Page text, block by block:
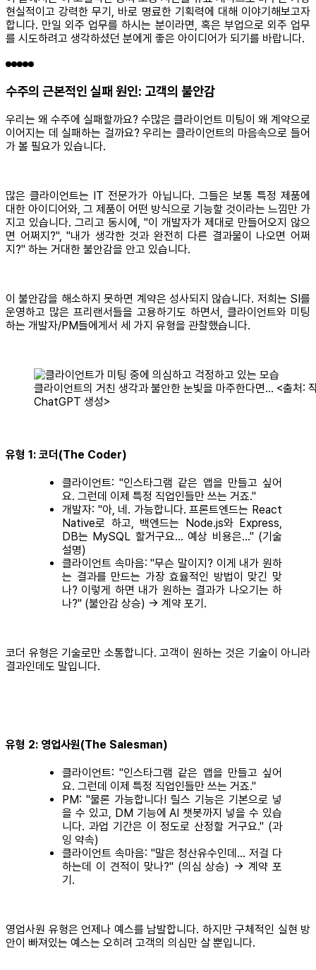
현실적이고 강력한 무기, 바로 명료한 기획력에 대해 이야기해보고자
합니다. 만일 외주 업무를 하시는 분이라면, 혹은 부업으로 외주 업무
를 시도하려고 생각하셨던 분에게 좋은 아이디어가 되기를 바랍니다.
수주의 근본적인 실패 원인: 고객의 불안감
우리는 왜 수주에 실패할까요? 수많은 클라이언트 미팅이 왜 계약으로
이어지는 데 실패하는 걸까요? 우리는 클라이언트의 마음속으로 들어
가 볼 필요가 있습니다.
많은 클라이언트는 IT 전문가가 아닙니다. 그들은 보통 특정 제품에
대한 아이디어와, 그 제품이 어떤 방식으로 기능할 것이라는 느낌만 가
지고 있습니다. 그리고 동시에, "이 개발자가 제대로 만들어오지 않으
면 어쩌지?", "내가 생각한 것과 완전히 다른 결과물이 나오면 어쩌
지?" 하는 거대한 불안감을 안고 있습니다.
이 불안감을 해소하지 못하면 계약은 성사되지 않습니다. 저희는 SI를
운영하고 많은 프리랜서들을 고용하기도 하면서, 클라이언트와 미팅
하는 개발자/PM들에게서 세 가지 유형을 관찰했습니다.
클라이언트의 거친 생각과 불안한 눈빛을 마주한다면… <출처:
ChatGPT 생성>
유형 1: 코더(The Coder)
클라이언트: "인스타그램 같은 앱을 만들고 싶어
요. 그런데 이제 특정 직업인들만 쓰는 거죠."
개발자: "아, 네. 가능합니다. 프론트엔드는 React
Native로 하고, 백엔드는 Node.js와 Express,
DB는 MySQL 할거구요... 예상 비용은..." (기술
설명)
클라이언트 속마음: "무슨 말이지? 이게 내가 원하
는 결과를 만드는 가장 효율적인 방법이 맞긴 맞
나? 이렇게 하면 내가 원하는 결과가 나오기는 하
나?" (불안감 상승) → 계약 포기.
코더 유형은 기술로만 소통합니다. 고객이 원하는 것은 기술이 아니라
결과인데도 말입니다.
유형 2: 영업사원(The Salesman)
클라이언트: "인스타그램 같은 앱을 만들고 싶어
요. 그런데 이제 특정 직업인들만 쓰는 거죠."
PM: "물론 가능합니다! 릴스 기능은 기본으로 넣
을 수 있고, DM 기능에 AI 챗봇까지 넣을 수 있습
니다. 과업 기간은 이 정도로 산정할 거구요." (과
잉 약속)
클라이언트 속마음: "말은 청산유수인데... 저걸 다
하는데 이 견적이 맞나?" (의심 상승) → 계약 포
기.
영업사원 유형은 언제나 예스를 남발합니다. 하지만 구체적인 실현 방
안이 빠져있는 예스는 오히려 고객의 의심만 살 뿐입니다.